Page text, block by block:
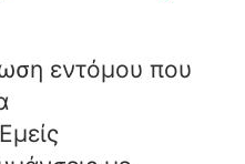
εντόμου που